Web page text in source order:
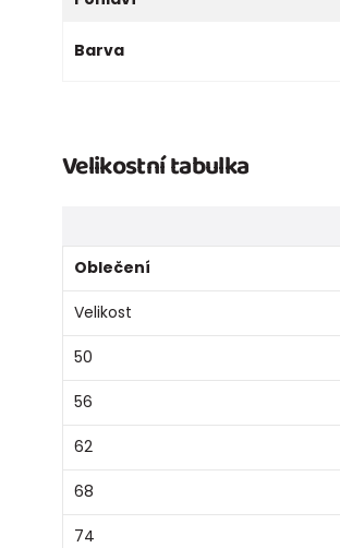
Barva
Velikostní tabulka
Oblečení
Velikost
50
56
62
68
74